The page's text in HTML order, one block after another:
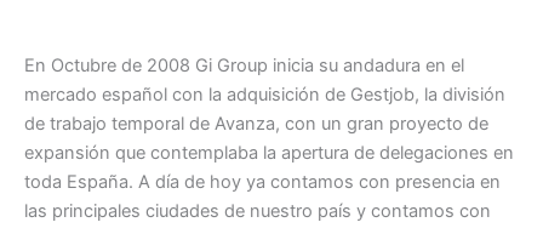
En Octubre de 2008 Gi Group inicia su andadura en el
mercado español con la adquisición de Gestjob, la división
de trabajo temporal de Avanza, con un gran proyecto de
expansión que contemplaba la apertura de delegaciones en
toda España. A día de hoy ya contamos con presencia en
las principales ciudades de nuestro país y contamos con